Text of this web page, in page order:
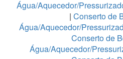
Água/Aquecedor/
| Conserto de
Água/Aquecedor/
Conserto de
Água/Aquecedor/